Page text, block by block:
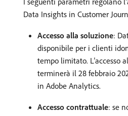
Data Insights in Customer
Accesso alla soluzione:
disponibile per i clienti
tempo limitato. L’accesso
terminerà il 28 febbraio
in Adobe Analytics.
Accesso contrattuale: se